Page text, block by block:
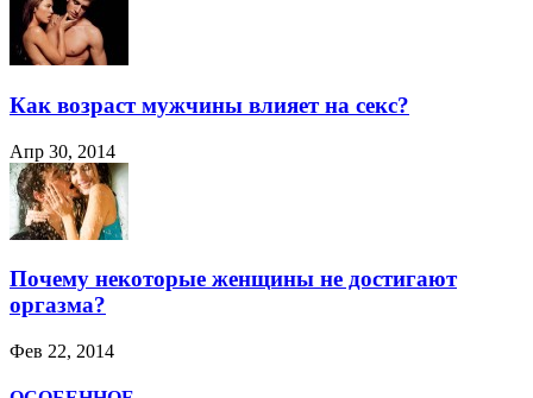
Как возраст мужчины влияет на секс?
Апр 30, 2014
Почему некоторые женщины не достигают
оргазма?
Фев 22, 2014